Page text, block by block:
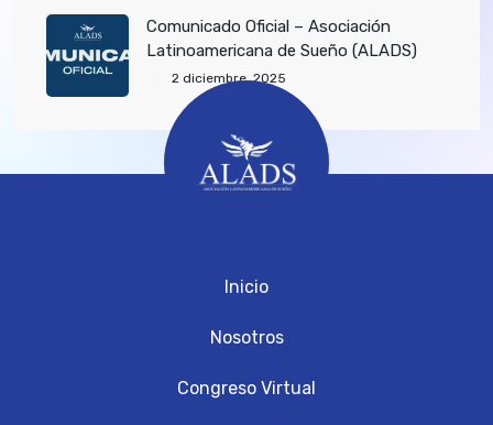
Comunicado Oficial – Asociación
Latinoamericana de Sueño (ALADS)
2 diciembre, 2025
Inicio
Nosotros
Congreso Virtual